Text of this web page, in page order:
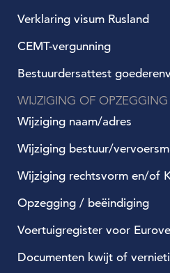
Verklaring visum Rusland
CEMT-vergunning
Bestuurdersattest
WIJZIGING OF OPZEGGING
Wijziging naam/adres
Wijziging bestuur/
Wijziging rechtsvorm en/of
Opzegging / beëindiging
Voertuigregister voor
Documenten kwijt of